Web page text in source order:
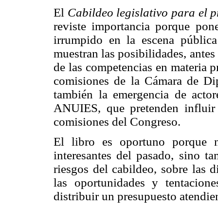
El Cabildeo legislativo para el
reviste importancia porque
irrumpido en la escena
muestran las posibilidades,
de las competencias en materia
comisiones de la Cámara de
también la emergencia de
ANUIES, que pretenden
comisiones del Congreso.
El libro es oportuno porque
interesantes del pasado, sino
riesgos del cabildeo, sobre las
las oportunidades y
distribuir un presupuesto